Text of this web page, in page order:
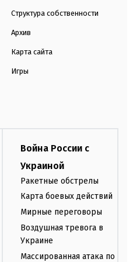
Структура собственности
Архив
Карта сайта
Игры
Война России с
Украиной
Ракетные обстрелы
Карта боевых действий
Мирные переговоры
Воздушная тревога в
Украине
Массированная атака по